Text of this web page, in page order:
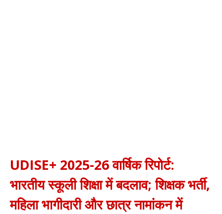
UDISE+ 2025-26 वार्षिक रिपोर्ट:
भारतीय स्कूली शिक्षा में बदलाव; शिक्षक भर्ती,
महिला भागीदारी और छात्र नामांकन में